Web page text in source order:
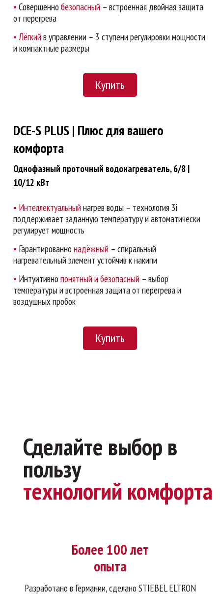
▪ Совершенно безопасный – встроенная двойная защита
от перегрева
▪ Лёгкийв управлении – 3 ступени регулировки мощности
и компактные размеры
Купить
DCE-S PLUS | Плюс для вашего
комфорта
Однофазный проточный водонагреватель, 6/8 |
10/12 кВт
▪ Интеллектуальныйнагрев воды – технология 3i
поддерживает заданную температуру и автоматически
регулирует мощность
▪ Гарантированно надёжный – спиральный
нагревательный элемент устойчив к накипи
▪ Интуитивно понятный и безопасный – выбор
температуры и встроенная защита от перегрева и
воздушных пробок
Купить
Сделайте выбор в
пользу
технологий комфорта
Более 100 лет
опыта
Разработано в Германии, сделано STIEBEL ELTRON